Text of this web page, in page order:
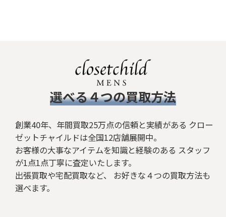
​選べる４つの買取方法
創業40年、年間買取25万点の信頼と実績がある クロー
ゼットチャイルドは全国12店舗展開中。
お客様の大事なアイテムを知識と経験のある スタッフ
が1点1点丁寧に査定いたします。
出張買取や宅配買取など、 お好きな４つの買取方法も
選べます。